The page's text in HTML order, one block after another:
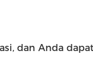
dan Anda